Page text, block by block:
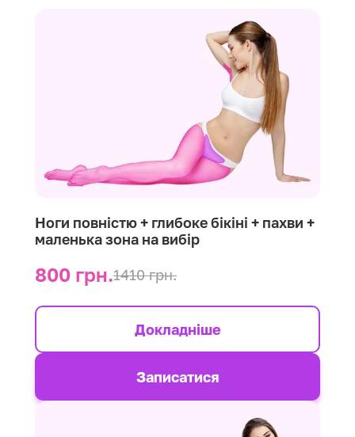
Ноги повністю + глибоке бікіні + пахви +
маленька зона на вибір
800 грн.1410 грн.
Докладніше
Записатися